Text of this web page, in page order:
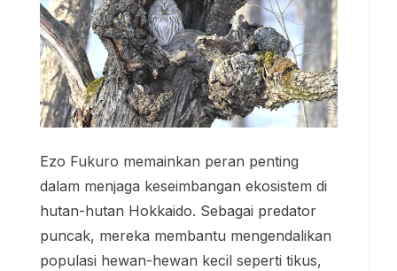
Ezo Fukuro memainkan peran penting
dalam menjaga keseimbangan ekosistem di
hutan-hutan Hokkaido. Sebagai predator
puncak, mereka membantu mengendalikan
populasi hewan-hewan kecil seperti tikus,